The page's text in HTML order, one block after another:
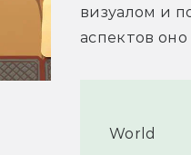
визуалом и
аспектов
World